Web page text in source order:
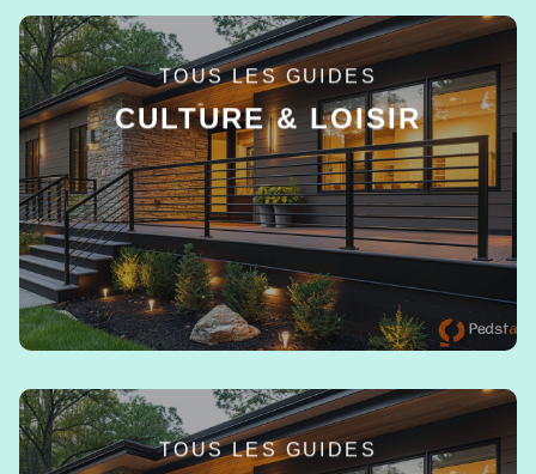
TOUS LES GUIDES
CULTURE & LOISIR
EN SAVOIR +
TOUS LES GUIDES